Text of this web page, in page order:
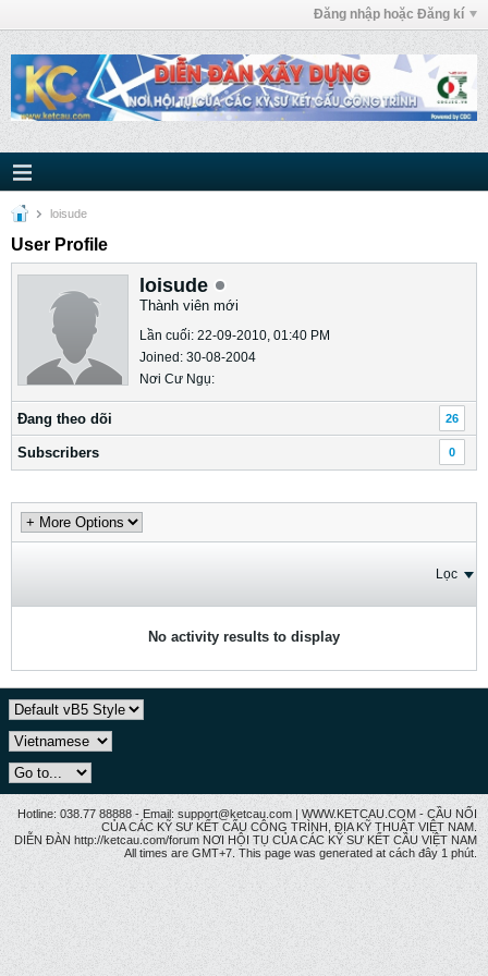
Đăng nhập hoặc Đăng kí
loisude
User Profile
loisude
Thành viên mới
Lần cuối: 22-09-2010, 01:40 PM
Joined: 30-08-2004
Nơi Cư Ngụ:
Ðang theo dõi 26
Subscribers 0
Lọc
No activity results to display
Hotline: 038.77 88888 - Email: support@ketcau.com | WWW.KETCAU.COM - CẦU NỐI
CỦA CÁC KỸ SƯ KẾT CẤU CÔNG TRÌNH, ĐỊA KỸ THUẬT VIỆT NAM.
DIỄN ĐÀN http://ketcau.com/forum NƠI HỘI TỤ CỦA CÁC KỸ SƯ KẾT CÂU VIỆT NAM
All times are GMT+7. This page was generated at cách đây 1 phút.